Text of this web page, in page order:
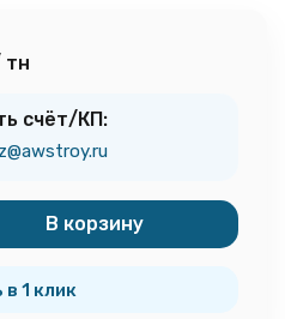
тн
счёт/КП:
В корзину
в 1 клик